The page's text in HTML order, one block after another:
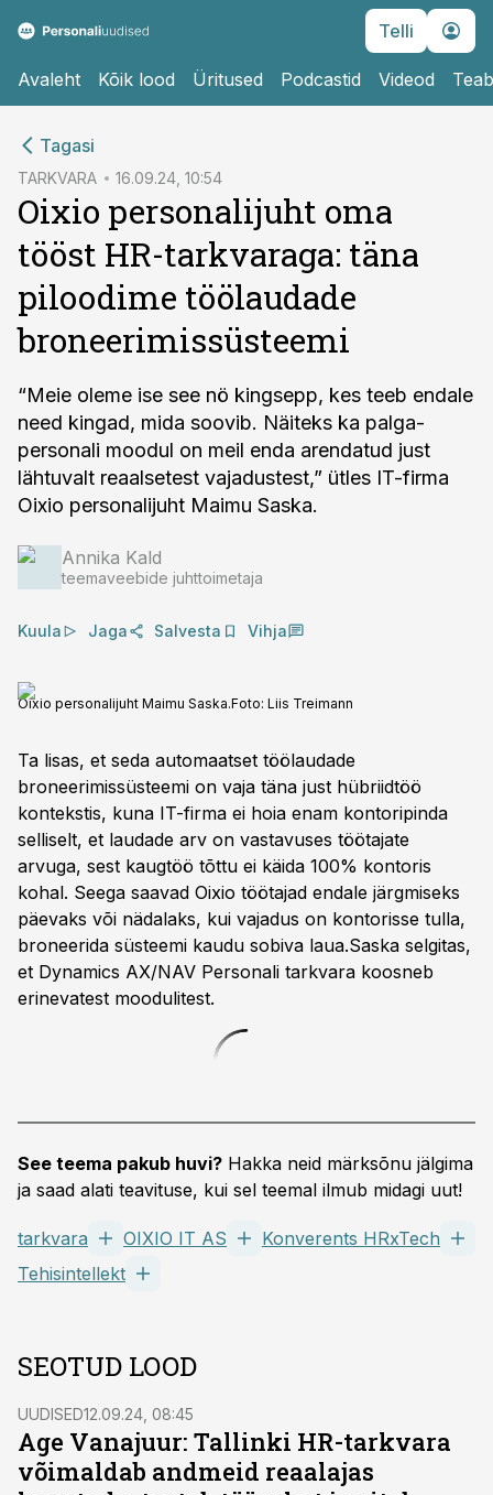
Telli
Avaleht Kõik lood Üritused Podcastid Videod
Tagasi
TARKVARA 16.09.24, 10:54
Oixio personalijuht oma
tööst HR-tarkvaraga: täna
piloodime töölaudade
broneerimissüsteemi
“Meie oleme ise see nö kingsepp, kes teeb endale
need kingad, mida soovib. Näiteks ka palga-
personali moodul on meil enda arendatud just
lähtuvalt reaalsetest vajadustest,” ütles IT-firma
Oixio personalijuht Maimu Saska.
Annika Kald
teemaveebide juhttoimetaja
Kuula Jaga Salvesta Vihja
Oixio personalijuht Maimu Saska.Foto: Liis Treimann
Ta lisas, et seda automaatset töölaudade
broneerimissüsteemi on vaja täna just hübriidtöö
kontekstis, kuna IT-firma ei hoia enam kontoripinda
selliselt, et laudade arv on vastavuses töötajate
arvuga, sest kaugtöö tõttu ei käida 100% kontoris
kohal. Seega saavad Oixio töötajad endale järgmiseks
päevaks või nädalaks, kui vajadus on kontorisse tulla,
broneerida süsteemi kaudu sobiva laua.Saska selgitas,
et Dynamics AX/NAV Personali tarkvara koosneb
erinevatest moodulitest.
See teema pakub huvi? Hakka neid märksõnu jälgima
ja saad alati teavituse, kui sel teemal ilmub midagi uut!
tarkvara OIXIO IT AS
Konverents HRxTech
Tehisintellekt
SEOTUD LOOD
UUDISED12.09.24, 08:45
Age Vanajuur: Tallinki HR-tarkvara
võimaldab andmeid reaalajas